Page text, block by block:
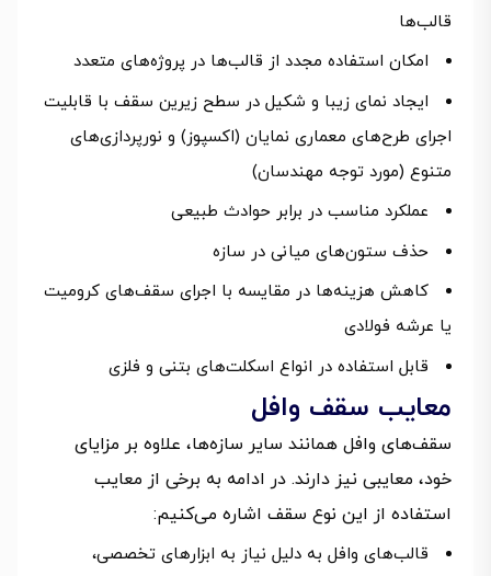
قالب‌ها
امکان استفاده مجدد از قالب‌ها در پروژه‌های متعدد
ایجاد نمای زیبا و شکیل در سطح زیرین سقف با قابلیت
اجرای طرح‌های معماری نمایان (اکسپوز) و نورپردازی‌های
متنوع (مورد توجه مهندسان)
عملکرد مناسب در برابر حوادث طبیعی
حذف ستون‌های میانی در سازه
کاهش هزینه‌ها در مقایسه با اجرای سقف‌های کرومیت
یا عرشه فولادی
قابل استفاده در انواع اسکلت‌های بتنی و فلزی
معایب سقف وافل
سقف‌های وافل همانند سایر سازه‌ها، علاوه بر مزایای
خود، معایبی نیز دارند. در ادامه به برخی از معایب
استفاده از این نوع سقف اشاره می‌کنیم:
قالب‌های وافل به دلیل نیاز به ابزارهای تخصصی،